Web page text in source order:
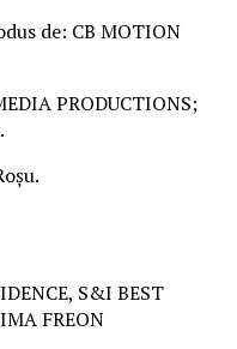
de: CB MOTION
PRODUCTIONS;
S&I BEST
FREON